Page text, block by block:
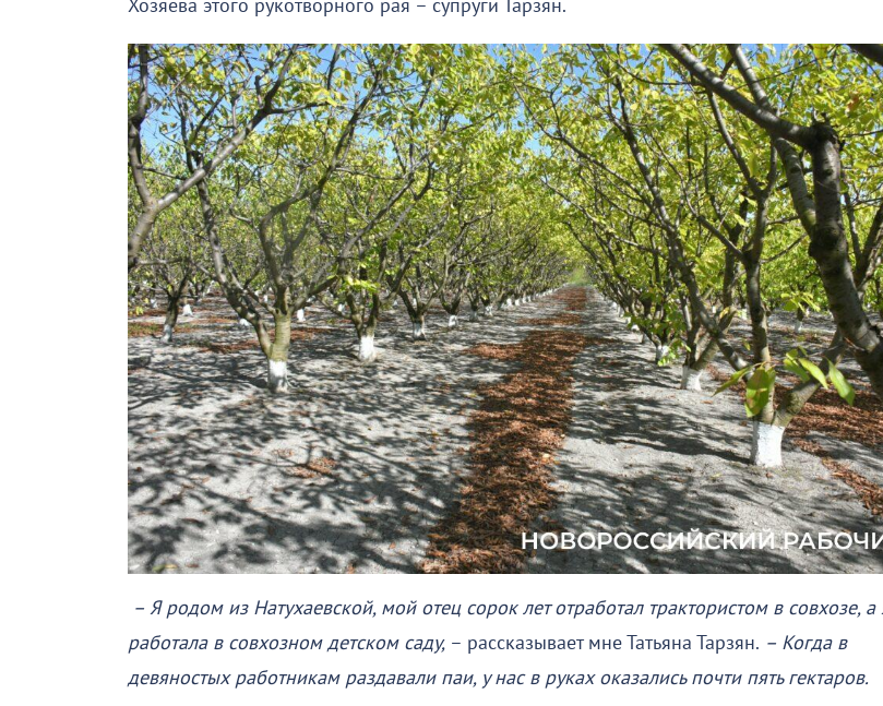
Хозяева этого рукотворного рая – супруги Тарзян.
– Я родом из Натухаевской, мой отец сорок лет отработал трактористом в совхозе, а
работала в совхозном детском саду, – рассказывает мне Татьяна Тарзян. – Когда в
девяностых работникам раздавали паи, у нас в руках оказались почти пять гектаров.